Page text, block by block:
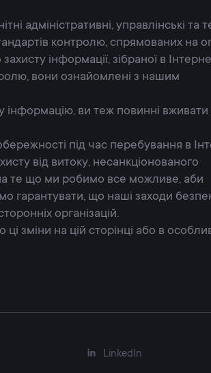
адміністративні, управлінські та
контролю, спрямованих на
інформації, зібраної в
вони ознайомлені з нашим
ви теж повинні вживати
під час перебування в
від витоку, несанкціонованого
те що ми робимо все можливе, аби
гарантувати, що наші заходи
організацій.
зміни на цій сторінці або в
LinkedIn